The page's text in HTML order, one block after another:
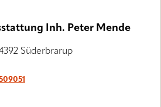
Inh. Peter Mende
Süderbrarup